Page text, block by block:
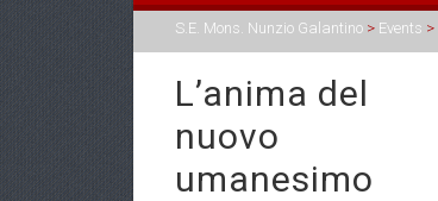
S.E. Mons. Nunzio Galantino > Events >
L’anima del
nuovo
umanesimo